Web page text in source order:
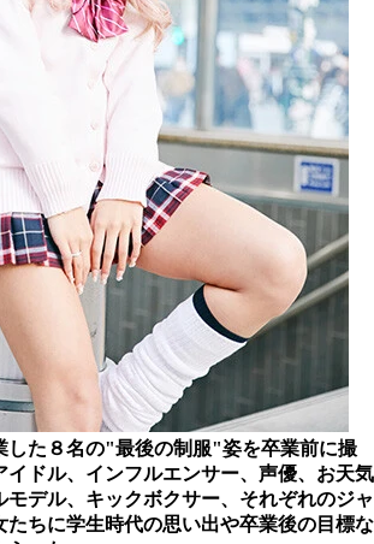
した８名の"最後の制服"姿を卒業前に撮
イドル、インフルエンサー、声優、お天気
モデル、キックボクサー、それぞれのジャ
たちに学生時代の思い出や卒業後の目標な